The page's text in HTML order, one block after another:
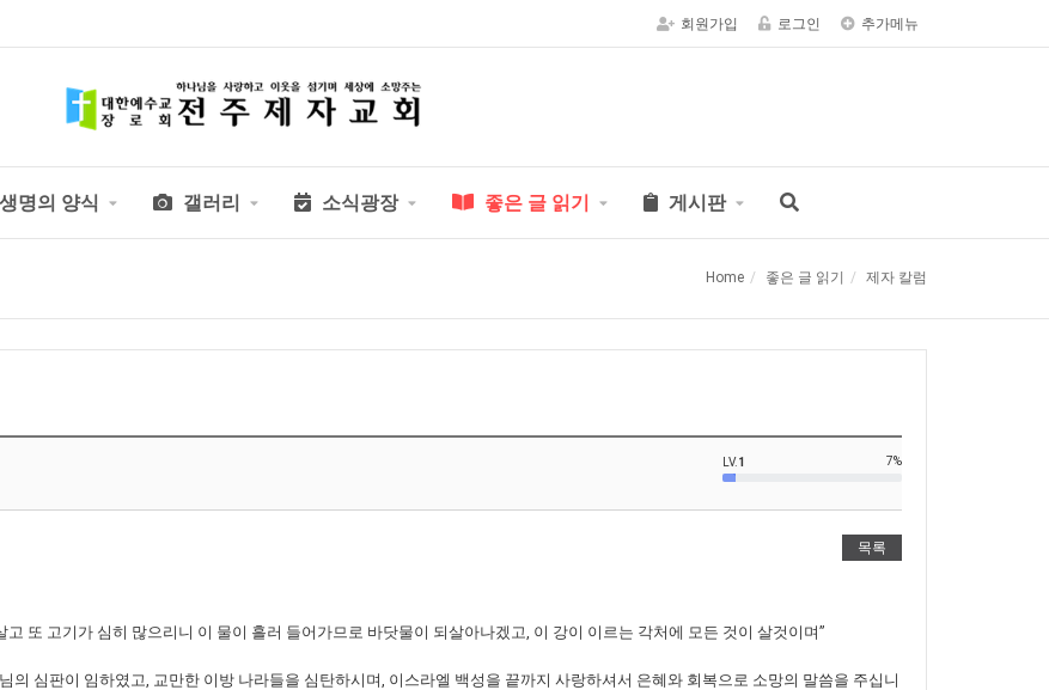
회원가입 로그인 추가메뉴
생명의 양식 갤러리 소식광장 좋은 글 읽기 게시판
Home 좋은 글 읽기 제자 칼럼
LV.1 7%
목록
또 고기가 심히 많으리니 이 물이 흘러 들어가므로 바닷물이 되살아나겠고, 이 강이 이르는 각처에 모든 것이 살것이며”
심판이 임하였고, 교만한 이방 나라들을 심탄하시며, 이스라엘 백성을 끝까지 사랑하셔서 은혜와 회복으로 소망의 말씀을 주십니